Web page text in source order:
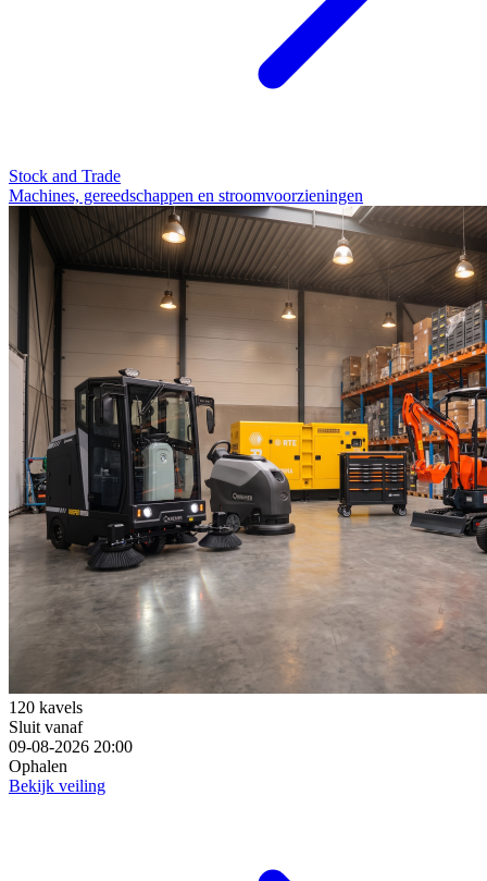
Stock and Trade
Machines, gereedschappen en stroomvoorzieningen
120 kavels
Sluit vanaf
09-08-2026 20:00
Ophalen
Bekijk veiling